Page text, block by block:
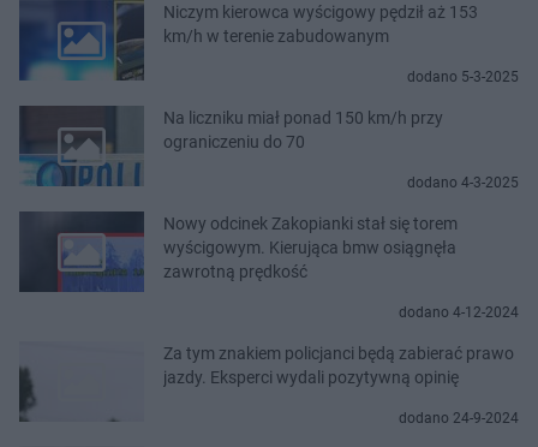
Niczym kierowca wyścigowy pędził aż 153
km/h w terenie zabudowanym
dodano 5-3-2025
Na liczniku miał ponad 150 km/h przy
ograniczeniu do 70
dodano 4-3-2025
Nowy odcinek Zakopianki stał się torem
wyścigowym. Kierująca bmw osiągnęła
zawrotną prędkość
dodano 4-12-2024
Za tym znakiem policjanci będą zabierać prawo
jazdy. Eksperci wydali pozytywną opinię
dodano 24-9-2024